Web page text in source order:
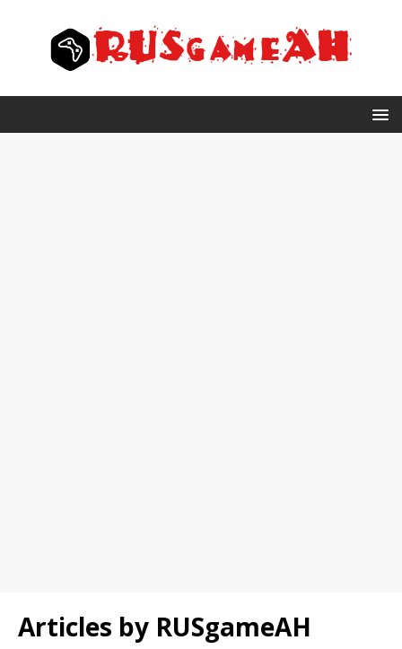
Articles by RUSgameAH